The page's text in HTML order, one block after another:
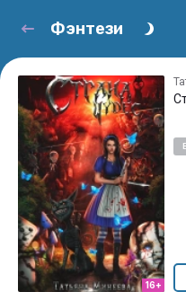
Фэнтези
16+